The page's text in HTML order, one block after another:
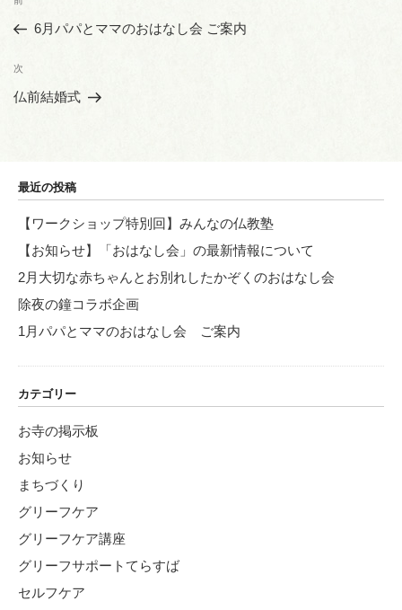
ナ
ビ
ゲ
ン
の
稿
6月パパとママのおはなし会 ご案内
次
の
次
仏前結婚式
最近の投稿
【ワークショップ特別回】みんなの仏教塾
【お知らせ】「おはなし会」の最新情報について
2月大切な赤ちゃんとお別れしたかぞくのおはなし会
除夜の鐘コラボ企画
1月パパとママのおはなし会 ご案内
カテゴリー
お寺の掲示板
お知らせ
まちづくり
グリーフケア
グリーフケア講座
グリーフサポートてらすば
セルフケア